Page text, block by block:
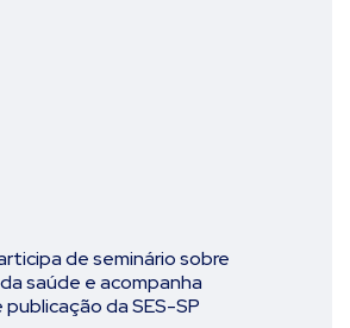
de seminário sobre
saúde e acompanha
da SES-SP